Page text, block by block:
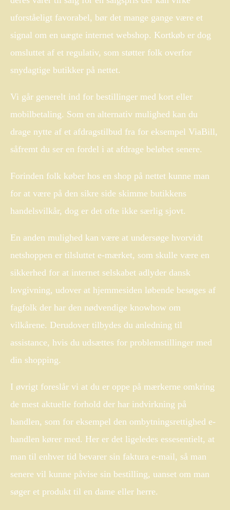
uforståeligt favorabel, bør det mange gange være et
signal om en uægte internet webshop. Kortkøb er dog
omsluttet af et regulativ, som støtter folk overfor
snydagtige butikker på nettet.
Vi går generelt ind for bestillinger med kort eller
mobilbetaling. Som en alternativ mulighed kan du
drage nytte af et afdragstilbud fra for eksempel ViaBill,
såfremt du ser en fordel i at afdrage beløbet senere.
Forinden folk køber hos en shop på nettet kunne man
for at være på den sikre side skimme butikkens
handelsvilkår, dog er det ofte ikke særlig sjovt.
En anden mulighed kan være at undersøge hvorvidt
netshoppen er tilsluttet e-mærket, som skulle være en
sikkerhed for at internet selskabet adlyder dansk
lovgivning, udover at hjemmesiden løbende besøges af
fagfolk der har den nødvendige knowhow om
vilkårene. Derudover tilbydes du anledning til
assistance, hvis du udsættes for problemstillinger med
din shopping.
I øvrigt foreslår vi at du er oppe på mærkerne omkring
de mest aktuelle forhold der har indvirkning på
handlen, som for eksempel den ombytningsrettighed e-
handlen kører med. Her er det ligeledes essesentielt, at
man til enhver tid bevarer sin faktura e-mail, så man
senere vil kunne påvise sin bestilling, uanset om man
søger et produkt til en dame eller herre.